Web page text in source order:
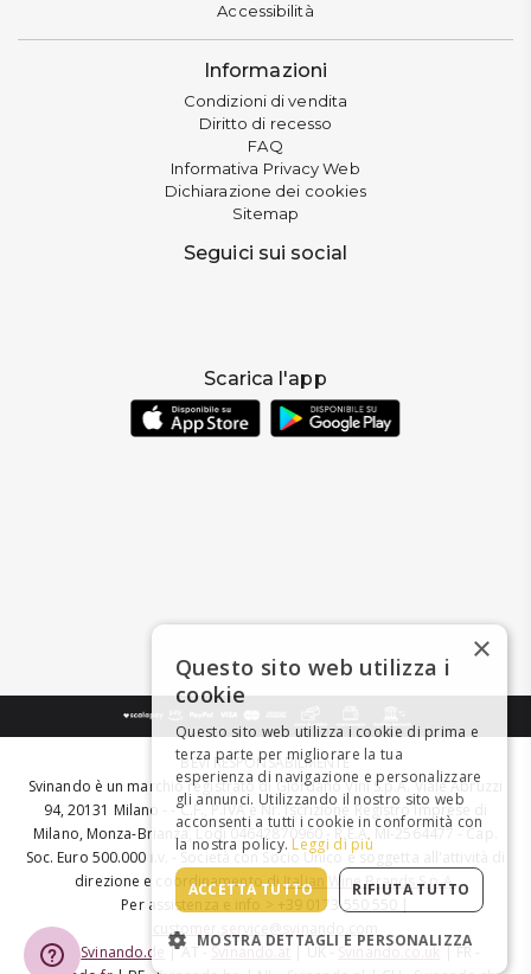
Accessibilità
Informazioni
Condizioni di vendita
Diritto di recesso
FAQ
Informativa Privacy Web
Dichiarazione dei cookies
Sitemap
Seguici sui social
Scarica l'app
BEVI RESPONSABILMENTE
Svinando è un marchio registrato di Giordano Vini S.p.A. Viale Abruzzi
94, 20131 Milano - - C.F., P.IVA e Nr. Iscrizione Registro Imprese di
Milano, Monza-Brianza, Lodi 04642870960 - R.E.A. MI-2564477 - Cap.
Soc. Euro 500.000 i.v. - Società con Socio Unico e soggetta all'attività di
direzione e coordinamento diItalian Wine Brands S.p.A.
Per assistenza e info > +39 0173 550 550 |
customer.service@svinando.com
DE -Svinando.de | AT -Svinando.at | UK - Svinando.co.uk| FR -
×
Questo sito web utilizza i
cookie
Questo sito web utilizza i cookie di prima e
terza parte per migliorare la tua
esperienza di navigazione e personalizzare
gli annunci. Utilizzando il nostro sito web
acconsenti a tutti i cookie in conformità con
la nostra policy. Leggi di più
ACCETTA TUTTO RIFIUTA TUTTO
MOSTRA DETTAGLI E PERSONALIZZA